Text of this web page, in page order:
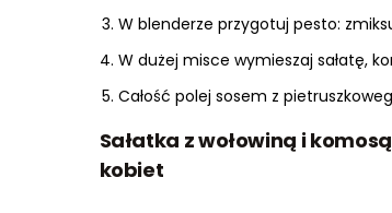
W blenderze przygotuj pesto:
W dużej misce wymieszaj sałatę,
Całość polej sosem z
Sałatka z wołowiną i
kobiet